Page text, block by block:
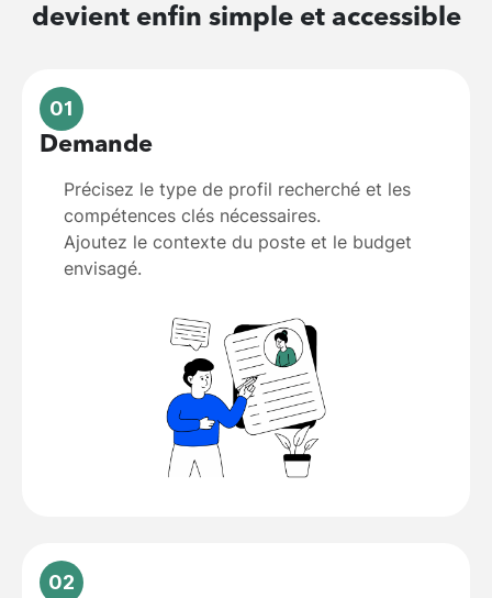
devient enfin simple et accessible
01
Demande
Précisez le type de profil recherché et les
compétences clés nécessaires.
Ajoutez le contexte du poste et le budget
envisagé.
02